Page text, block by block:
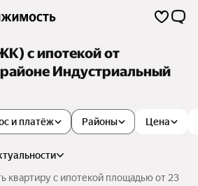
с ипотекой от
Индустриальный
Цена
и платёж Районы
квартиру с ипотекой площадью от 23